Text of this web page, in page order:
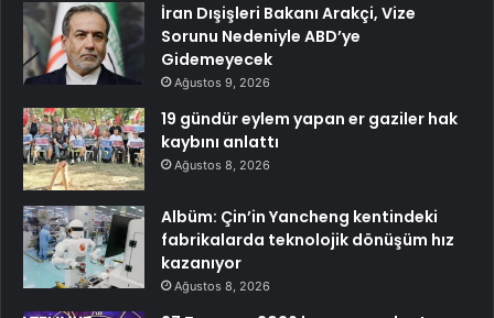
İran Dışişleri Bakanı Arakçi, Vize
Sorunu Nedeniyle ABD’ye
Gidemeyecek
Ağustos 9, 2026
19 gündür eylem yapan er gaziler hak
kaybını anlattı
Ağustos 8, 2026
Albüm: Çin’in Yancheng kentindeki
fabrikalarda teknolojik dönüşüm hız
kazanıyor
Ağustos 8, 2026